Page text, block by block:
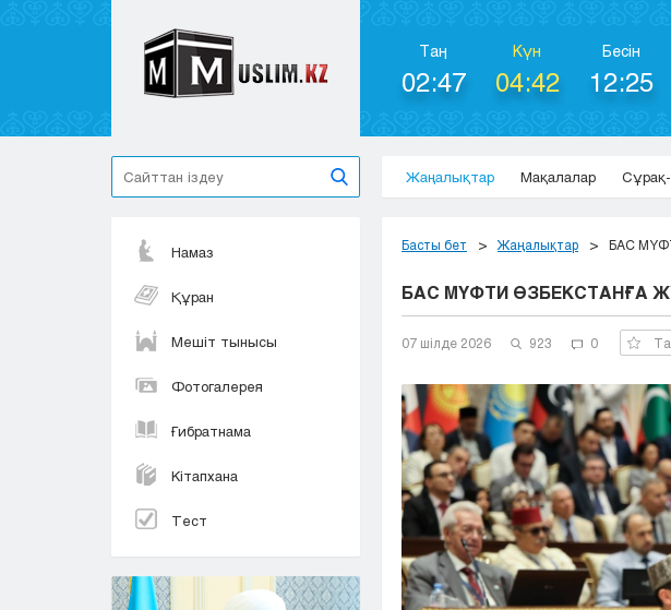
Таң
02:47
Күн
04:42
Бесін
12:25
Жаңалықтар Мақалалар
Намаз
Құран
Мешіт тынысы
Фотогалерея
Ғибратнама
Кітапхана
Тест
Басты бет Жаңалықтар БАС
БАС МҮФТИ ӨЗБЕКСТАНҒА
07 шілде 2026 923 0